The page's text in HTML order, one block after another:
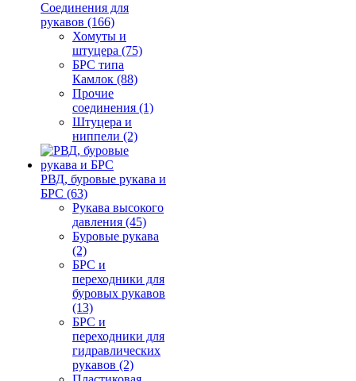
Соединения для
рукавов (166)
Хомуты и
штуцера (75)
БРС типа
Камлок (88)
Прочие
соединения (1)
Штуцера и
ниппели (2)
РВД, буровые рукава и
БРС (63)
Рукава высокого
давления (45)
Буровые рукава
(2)
БРС и
переходники для
буровых рукавов
(13)
БРС и
переходники для
гидравлических
рукавов (2)